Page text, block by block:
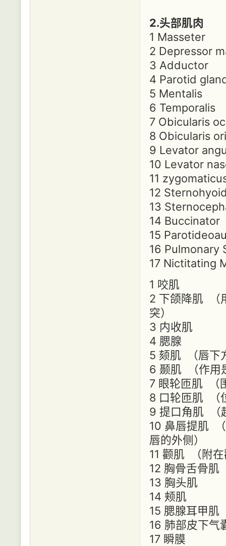
2.头部肌肉
1 Masseter
2 Depressor
3 Adductor
4 Parotid
5 Mentalis
6 Temporalis
7 Obicularis
8 Obicularis
9 Levator
10 Levator
11
12
13
14 Buccinator
15
16 Pulmonary
17 Nictitating
1 咬肌
2 下颌降肌 （
突）
3 内收肌
4 腮腺
5 颏肌 （唇下
6 颞肌 （作用
7 眼轮匝肌 （
8 口轮匝肌 （
9 提口角肌 （
10 鼻唇提肌
唇的外侧）
11 颧肌 （附
12 胸骨舌骨肌
13 胸头肌
14 颊肌
15 腮腺耳甲肌
16 肺部皮下气
17 瞬膜